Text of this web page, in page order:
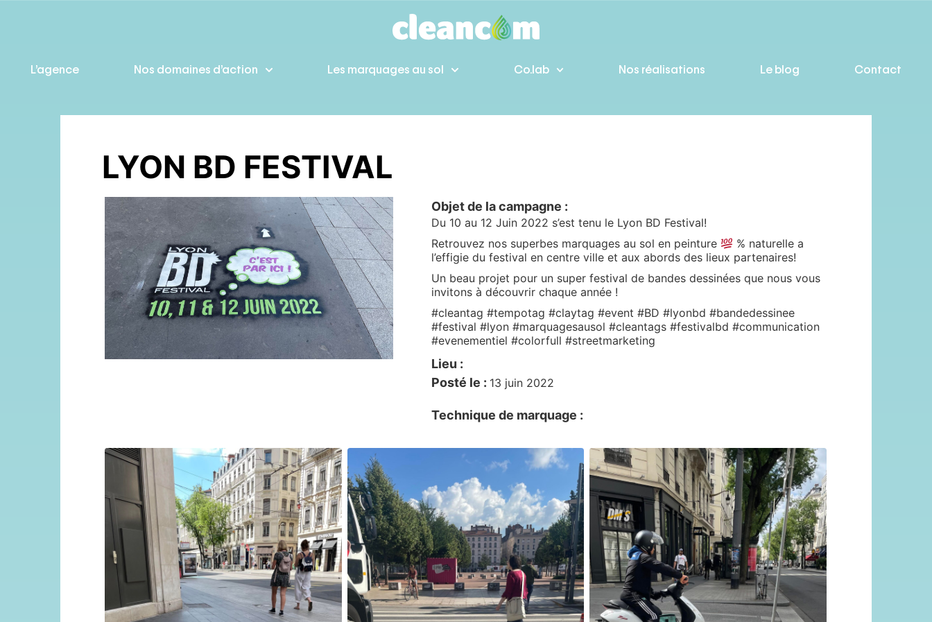
L’agence Nos domaines d’action Les marquages au sol Co.lab Nos réalisations Le blog Contact
LYON BD FESTIVAL
Objet de la campagne :
Du 10 au 12 Juin 2022 s’est tenu le Lyon BD Festival!
Retrouvez nos superbes marquages au sol en peinture
% naturelle a
l’effigie du festival en centre ville et aux abords des lieux partenaires!
Un beau projet pour un super festival de bandes dessinées que nous vous
invitons à découvrir chaque année !
#cleantag #tempotag #claytag #event #BD #lyonbd #bandedessinee
#festival #lyon #marquagesausol #cleantags #festivalbd #communication
#evenementiel #colorfull #streetmarketing
Lieu :
Posté le : 13 juin 2022
Technique de marquage :